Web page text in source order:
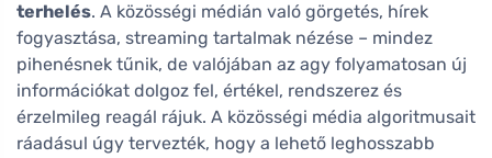
terhelés. A közösségi médián való görgetés, hírek
fogyasztása, streaming tartalmak nézése – mindez
pihenésnek tűnik, de valójában az agy folyamatosan új
információkat dolgoz fel, értékel, rendszerez és
érzelmileg reagál rájuk. A közösségi média algoritmusait
ráadásul úgy tervezték, hogy a lehető leghosszabb